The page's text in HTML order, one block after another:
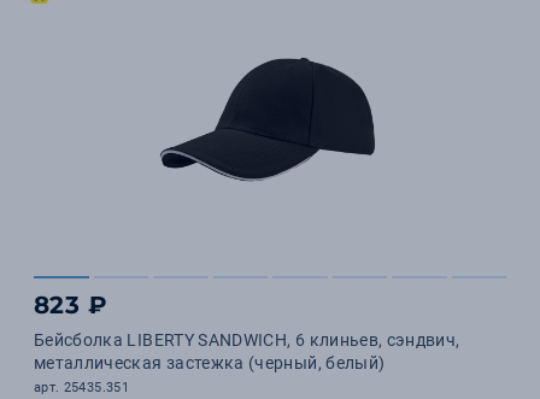
823 ₽
Бейсболка LIBERTY SANDWICH, 6 клиньев, сэндвич,
металлическая застежка (черный, белый)
арт. 25435.351